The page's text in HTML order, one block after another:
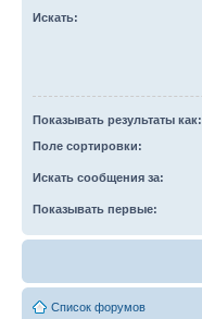
Искать:
Показывать результаты как:
Поле сортировки:
Искать сообщения за:
Показывать первые:
Список форумов